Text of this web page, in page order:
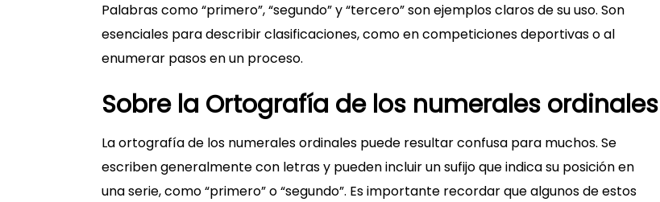
Palabras como “primero”, “segundo” y “tercero” son ejemplos claros de su uso. Son
esenciales para describir clasificaciones, como en competiciones deportivas o al
enumerar pasos en un proceso.
Sobre la Ortografía de los numerales ordinales
La ortografía de los numerales ordinales puede resultar confusa para muchos. Se
escriben generalmente con letras y pueden incluir un sufijo que indica su posición en
una serie, como “primero” o “segundo”. Es importante recordar que algunos de estos